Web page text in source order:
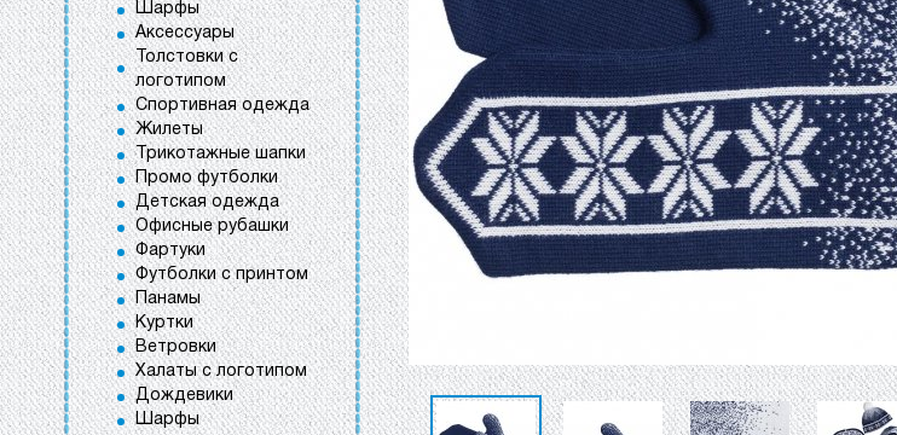
Шарфы
Аксессуары
Толстовки с
логотипом
Спортивная одежда
Жилеты
Трикотажные шапки
Промо футболки
Детская одежда
Офисные рубашки
Фартуки
Футболки с принтом
Панамы
Куртки
Ветровки
Халаты с логотипом
Дождевики
Шарфы